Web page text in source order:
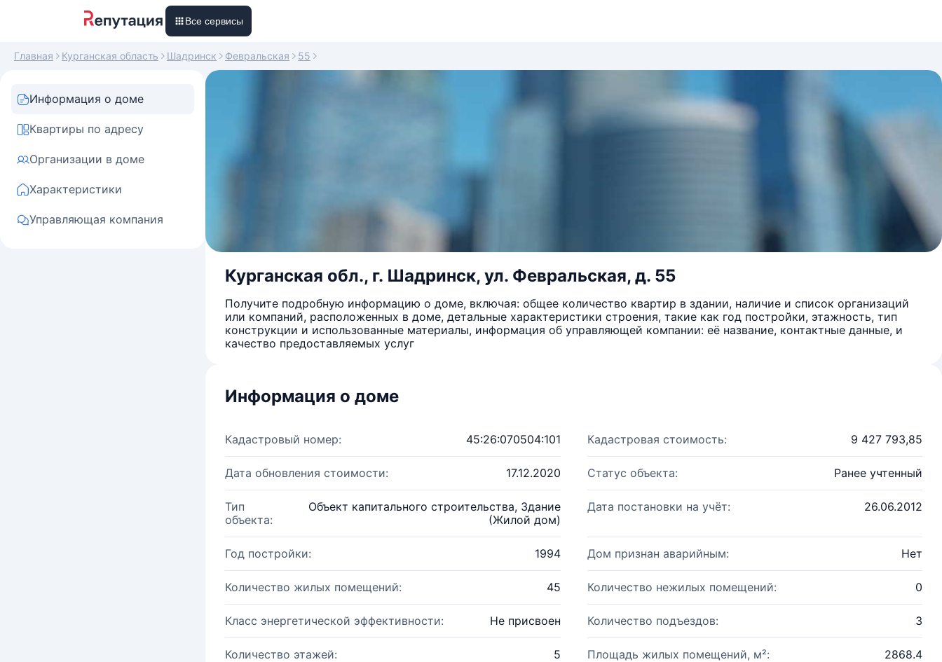
Все сервисы
Главная Курганская область Шадринск Февральская 55
Информация о доме
Квартиры по адресу
Организации в доме
Характеристики
Управляющая компания
Курганская обл., г. Шадринск, ул. Февральская, д. 55
Получите подробную информацию о доме, включая: общее количество квартир в здании, наличие и список организаций
или компаний, расположенных в доме, детальные характеристики строения, такие как год постройки, этажность, тип
конструкции и использованные материалы, информация об управляющей компании: её название, контактные данные, и
качество предоставляемых услуг
Информация о доме
Кадастровый номер: 45:26:070504:101 Кадастровая стоимость: 9 427 793,85
Дата обновления стоимости: 17.12.2020 Статус объекта: Ранее учтенный
Тип
объекта:
Объект капитального строительства, Здание
(Жилой дом)
Дата постановки на учёт: 26.06.2012
Год постройки: 1994 Дом признан аварийным: Нет
Количество жилых помещений: 45 Количество нежилых помещений: 0
Класс энергетической эффективности: Не присвоен Количество подъездов: 3
Количество этажей: 5 Площадь жилых помещений, м²: 2868.4